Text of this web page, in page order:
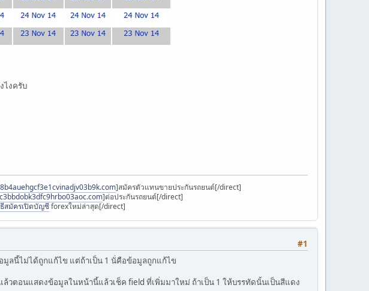
ไงครับ
]สมัครตัวแทนขายประกันรถยนต์[/direct]
]ต่อประกันรถยนต์[/direct]
สมัครเปิดบัญชีforexใหม่ล่าสุด[/direct]
#1
มูลนี้ไม่ได้ถูกแก้ไข แต่ถ้าเป็น 1 นั่คือข้อมูลถูกแก้ไข
วตอนแสดงข้อมูลในหน้านี้แล้วเช็ค field ที่เพิ่มมาใหม่ ถ้าเป็น 1 ให้บรรทัดนั้นเป็นสีแดง